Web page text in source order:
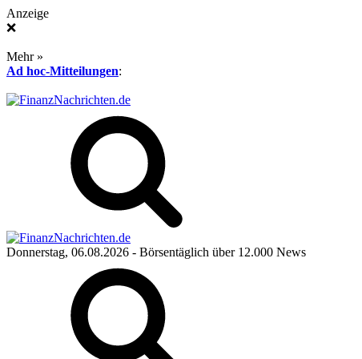
Anzeige
❌
Mehr »
Ad hoc-Mitteilungen:
Donnerstag, 06.08.2026 - Börsentäglich über 12.000 News